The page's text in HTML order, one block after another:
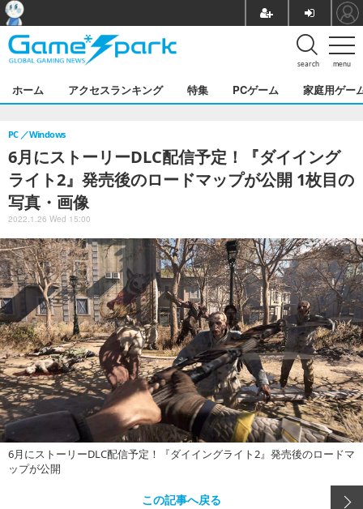
menu
search
ホーム アクセスランキング 特集 PCゲーム 家庭用ゲー
6月にストーリーDLC配信予定！『ダイイング
ライト2』発売後のロードマップが公開 1枚目の
写真・画像
PC Windows
2022.1.26 Wed 15:00
6月にストーリーDLC配信予定！『ダイイングライト2』発売後のロードマ
ップが公開
この記事へ戻る